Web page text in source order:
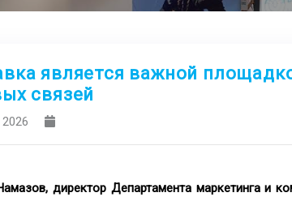
является важной
связей
директор Департамента маркетинга и